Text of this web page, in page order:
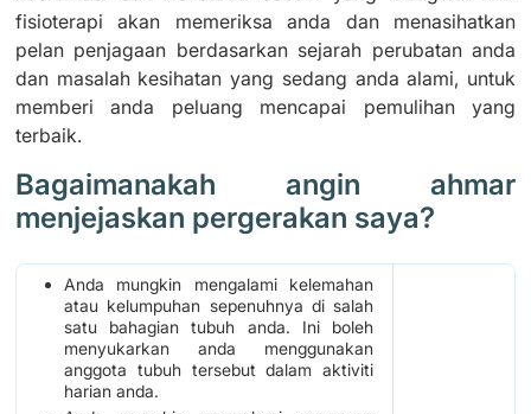
fisioterapi akan memeriksa anda dan menasihatkan
pelan penjagaan berdasarkan sejarah perubatan anda
dan masalah kesihatan yang sedang anda alami, untuk
memberi anda peluang mencapai pemulihan yang
terbaik.
Bagaimanakah angin ahmar
menjejaskan pergerakan saya?
Anda mungkin mengalami kelemahan
atau kelumpuhan sepenuhnya di salah
satu bahagian tubuh anda. Ini boleh
menyukarkan anda menggunakan
anggota tubuh tersebut dalam aktiviti
harian anda.